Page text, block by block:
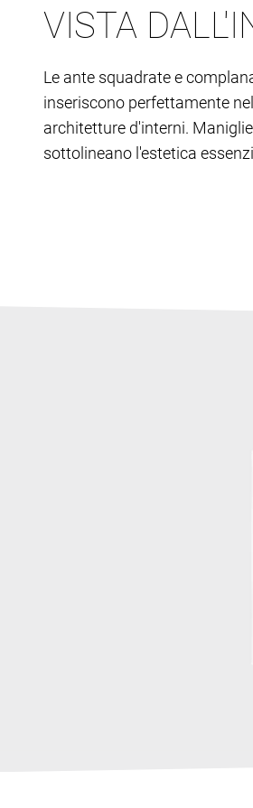
VISTA
Le ante squadrate e
inseriscono perfettamente
architetture d'interni.
sottolineano l'estetica